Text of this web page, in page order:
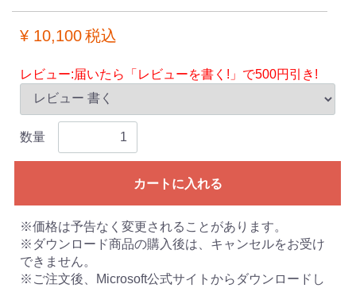
¥ 10,100税込
レビュー:届いたら「レビューを書く!」で500円引き!
数量
カートに入れる
※価格は予告なく変更されることがあります。
※ダウンロード商品の購入後は、キャンセルをお受け
できません。
※ご注文後、Microsoft公式サイトからダウンロードし